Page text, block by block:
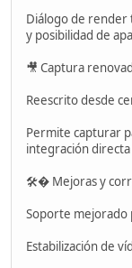
Diálogo de
y posibilidad de
🎥 Captura
Reescrito desde
Permite capturar
integración directa
🛠� Mejoras y
Soporte mejorado
Estabilización de